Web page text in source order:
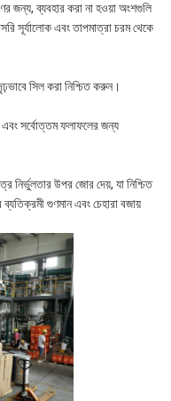
জন্য, ব্যবহার করা না হওয়া অংশগুলি
সূর্যালোক এবং তাপমাত্রা চরম থেকে
সিল করা নিশ্চিত করুন।
সর্বোত্তম ফলাফলের জন্য
নির্ভুলতার উপর জোর দেয়, যা নিশ্চিত
গুণমান এবং চেহারা বজায়